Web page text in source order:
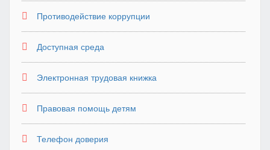
Противодействие коррупции
Доступная среда
Электронная трудовая книжка
Правовая помощь детям
Телефон доверия